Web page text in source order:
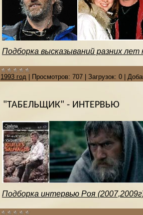
Подборка высказываний разних
1993 год Просмотров: 707 Загрузок: 0
"ТАБЕЛЬЩИК" - ИНТЕРВЬЮ
Подборка интервью Роя